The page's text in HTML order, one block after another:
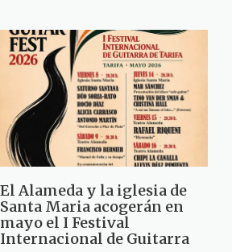
El Alameda y la iglesia de
Santa Maria acogerán en
mayo el I Festival
Internacional de Guitarra